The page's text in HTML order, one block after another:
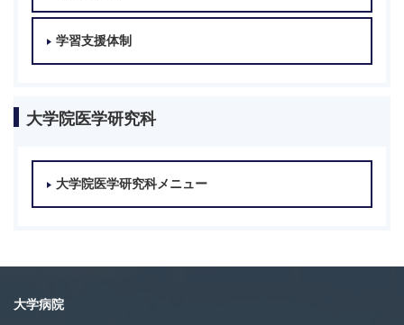
学習支援体制
大学院医学研究科
大学院医学研究科メニュー
大学病院